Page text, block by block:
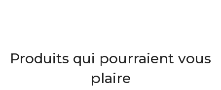
Produits qui pourraient vous
plaire